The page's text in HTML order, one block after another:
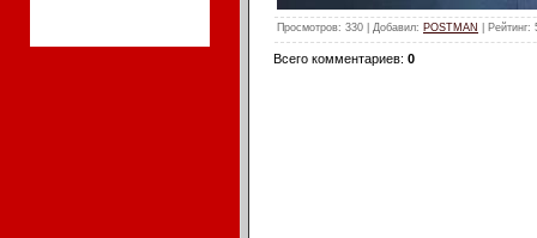
Просмотров: 330 | Добавил: POSTMAN Рейтинг:
Всего комментариев: 0